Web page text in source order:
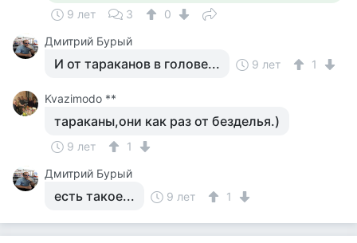
9 лет 3
0
Дмитрий Бурый
И от тараканов в голове... 9 лет 1
Kvazimodo **
тараканы,они как раз от безделья.)
9 лет
1
Дмитрий Бурый
есть такое... 9 лет 1